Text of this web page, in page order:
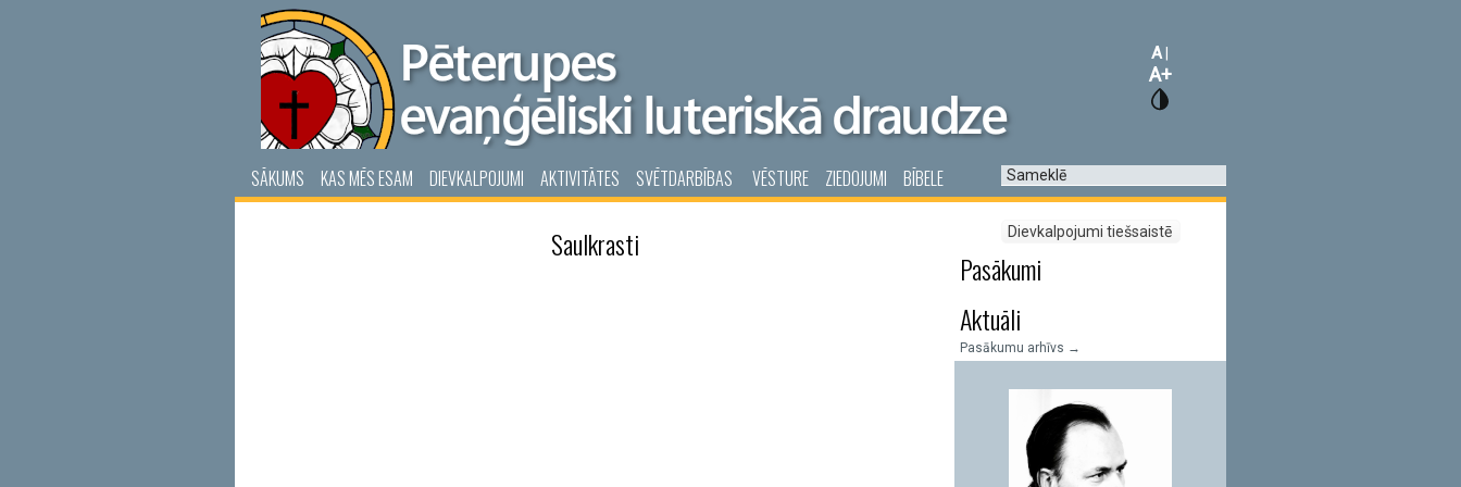
A
A+
SĀKUMS KAS MĒS ESAM DIEVKALPOJUMI AKTIVITĀTES SVĒTDARBĪBAS VĒSTURE ZIEDOJUMI BĪBELE
Saulkrasti
Pasākumi
Aktuāli
Pasākumu arhīvs →